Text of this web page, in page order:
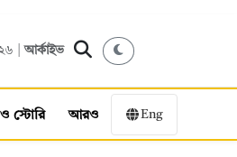
|আর্কাইভ
স্টোরি আরও Eng